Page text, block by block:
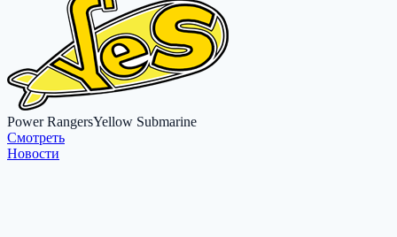
Power RangersYellow Submarine
Cмотреть
Новости